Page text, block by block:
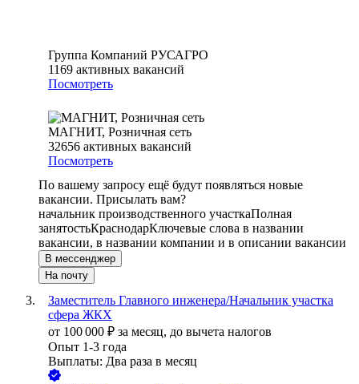
Группа Компаний РУСАГРО
1169 активных вакансий
Посмотреть
МАГНИТ, Розничная сеть
32656 активных вакансий
Посмотреть
По вашему запросу ещё будут появляться новые
вакансии. Присылать вам?
начальник производственного участкаПолная
занятостьКраснодарКлючевые слова в названии
вакансии, в названии компании и в описании вакансии
В мессенджер
На почту
Заместитель Главного инженера/Начальник участка
сфера ЖКХ
от 100 000 ₽ за месяц, до вычета налогов
Опыт 1-3 года
Выплаты: Два раза в месяц